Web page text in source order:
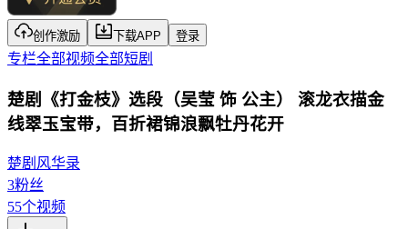
创作激励 下载APP 登录
专栏全部视频全部短剧
楚剧《打金枝》选段（吴莹 饰 公主） 滚龙衣描金
线翠玉宝带，百折裙锦浪飘牡丹花开
楚剧风华录
3粉丝
55个视频